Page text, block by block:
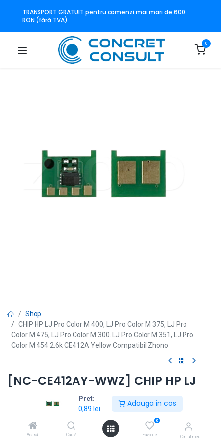
Pret:
0,89 lei
Adauga in cos
Acasă Caută
0
Favorite Contul meu
TRANSPORT GRATUIT pentru comenzi mai mari de 600
RON (fără TVA)
0
Shop
CHIP HP LJ Pro Color M 400, LJ Pro Color M 375, LJ Pro
Color M 475, LJ Pro Color M 300, LJ Pro Color M 351, LJ Pro
Color M 454 2.6k CE412A Yellow Compatibil Zhono
[NC-CE412AY-WWZ] CHIP HP LJ
Pro Color M 400, LJ Pro Color M
375, LJ Pro Color M 475, LJ Pro
Color M 300, LJ Pro Color M 351,